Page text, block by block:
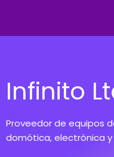
Infinito
Proveedor de equipos
domótica, electrónica